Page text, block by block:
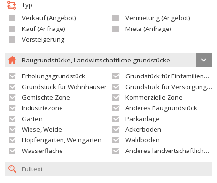
Typ
Verkauf (Angebot)
Vermietung (Angebot)
Kauf (Anfrage)
Miete (Anfrage)
Versteigerung
Baugrundstücke, Landwirtschaftliche grundstücke
Erholungsgrundstück
Grundstück für Einfamilienhäuser
Grundstück für Wohnhäuser
Grundstück für Versorgungseinrichtungen
Gemischte Zone
Kommerzielle Zone
Industriezone
Anderes Baugrundstück
Garten
Parkanlage
Wiese, Weide
Ackerboden
Hopfengarten, Weingarten
Waldboden
Wasserfläche
Anderes landwirtschaftliches Grundstück